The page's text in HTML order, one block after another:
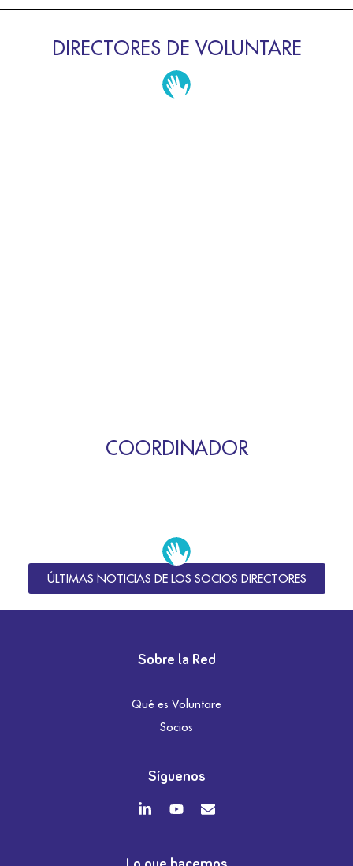
DIRECTORES DE VOLUNTARE
COORDINADOR
ÚLTIMAS NOTICIAS DE LOS SOCIOS DIRECTORES
Sobre la Red
Qué es Voluntare
Socios
Síguenos